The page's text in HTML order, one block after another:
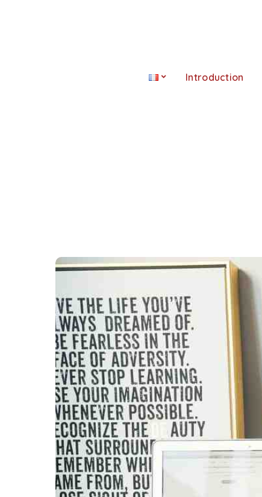
Introduction